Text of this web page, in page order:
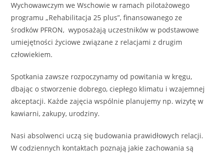
Wychowawczym we Wschowie w ramach pilotażowego
programu „Rehabilitacja 25 plus”, finansowanego ze
środków PFRON, wyposażają uczestników w podstawowe
umiejętności życiowe związane z relacjami z drugim
człowiekiem.
Spotkania zawsze rozpoczynamy od powitania w kręgu,
dbając o stworzenie dobrego, ciepłego klimatu i wzajemnej
akceptacji. Każde zajęcia wspólnie planujemy np. wizytę w
kawiarni, zakupy, urodziny.
Nasi absolwenci uczą się budowania prawidłowych relacji.
W codziennych kontaktach poznają jakie zachowania są